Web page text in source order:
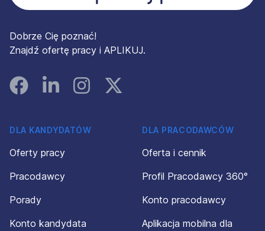
Dobrze Cię poznać!
Znajdź ofertę pracy i APLIKUJ.
FacebookLinked InInstagramInstagram
DLA KANDYDATÓW
Oferty pracy
Pracodawcy
Porady
Konto kandydata
DLA PRACODAWCÓW
Oferta i cennik
Profil Pracodawcy 360°
Konto pracodawcy
Aplikacja mobilna dla